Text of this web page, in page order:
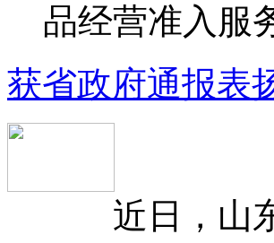
品经营准入服
获省政府通报表
近日，山东